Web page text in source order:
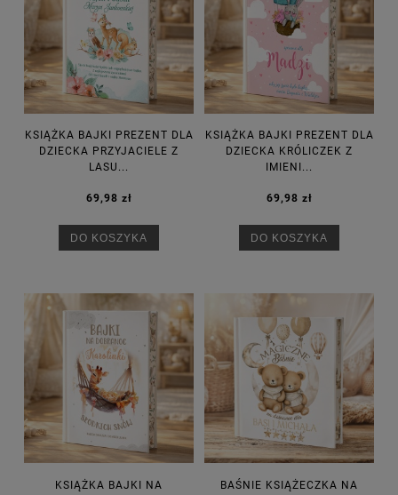
KSIĄŻKA BAJKI PREZENT DLA
DZIECKA PRZYJACIELE Z
LASU...
69,98 zł
DO KOSZYKA
KSIĄŻKA BAJKI PREZENT DLA
DZIECKA KRÓLICZEK Z
IMIENI...
69,98 zł
DO KOSZYKA
KSIĄŻKA BAJKI NA
BAŚNIE KSIĄŻECZKA NA